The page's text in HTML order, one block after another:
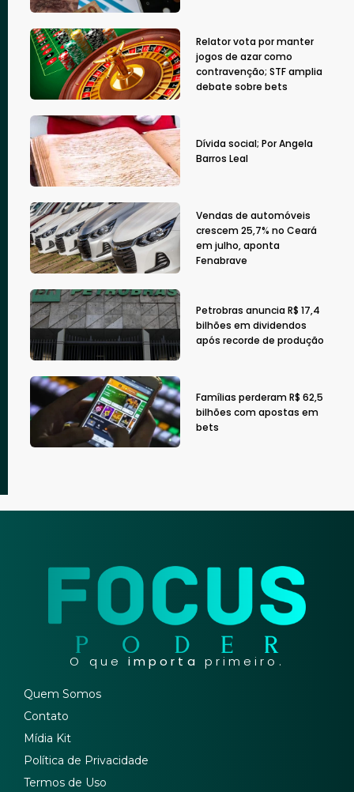
Relator vota por manter
jogos de azar como
contravenção; STF amplia
debate sobre bets
Dívida social; Por Angela
Barros Leal
Vendas de automóveis
crescem 25,7% no Ceará
em julho, aponta
Fenabrave
Petrobras anuncia R$ 17,4
bilhões em dividendos
após recorde de produção
Famílias perderam R$ 62,5
bilhões com apostas em
bets
O que importa primeiro.
Quem Somos
Contato
Mídia Kit
Política de Privacidade
Termos de Uso